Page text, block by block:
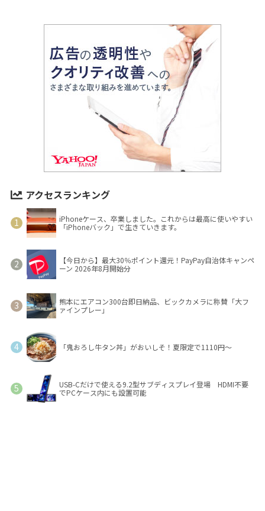
アクセスランキング
iPhoneケース、卒業しました。これからは最高に使いやすい
「iPhoneバック」で生きていきます。
【今日から】最大30％ポイント還元！PayPay自治体キャンペ
ーン 2026年8月開始分
熊本にエアコン300台即日納品、ビックカメラに称賛「大フ
ァインプレー」
「鬼おろし牛タン丼」がおいしそ！夏限定で1110円～
USB-Cだけで使える9.2型サブディスプレイ登場 HDMI不要
でPCケース内にも設置可能